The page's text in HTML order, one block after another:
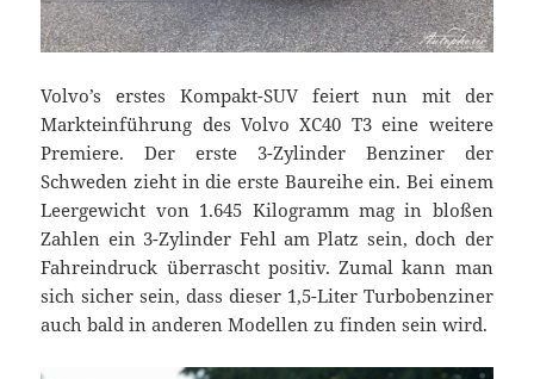
Volvo’s erstes Kompakt-SUV feiert nun mit der
Markteinführung des Volvo XC40 T3 eine weitere
Premiere. Der erste 3-Zylinder Benziner der
Schweden zieht in die erste Baureihe ein. Bei einem
Leergewicht von 1.645 Kilogramm mag in bloßen
Zahlen ein 3-Zylinder Fehl am Platz sein, doch der
Fahreindruck überrascht positiv. Zumal kann man
sich sicher sein, dass dieser 1,5-Liter Turbobenziner
auch bald in anderen Modellen zu finden sein wird.